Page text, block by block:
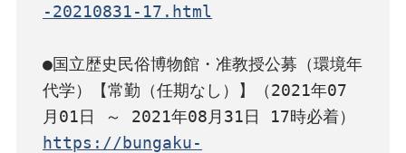
-20210831-17.html
●国立歴史民俗博物館・准教授公募（環境年
代学）【常勤（任期なし）】（2021年07
https://bungaku-